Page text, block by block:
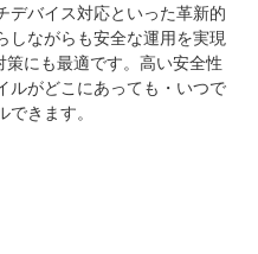
デバイス対応といった革新的
しながらも安全な運用を実現
策にも最適です。高い安全性
ルがどこにあっても・いつで
きます。